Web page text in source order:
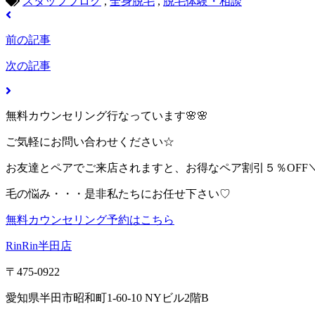
前の記事
次の記事
無料カウンセリング行なっています🌸🌸
ご気軽にお問い合わせください☆
お友達とペアでご来店されますと、お得なペア割引５％OFF
毛の悩み・・・是非私たちにお任せ下さい♡
無料カウンセリング予約はこちら
RinRin半田店
〒475-0922
愛知県半田市昭和町1-60-10 NYビル2階B